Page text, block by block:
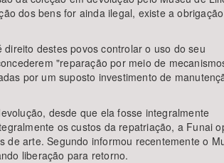
dos bens for ainda ilegal, existe a
destes povos controlar o uso do seu
"reparação por meio de
por um suposto investimento de
desde que ela fosse integralmente
os custos da repatriação, a Funai
arte. Segundo informou recentemente o
liberação para retorno.